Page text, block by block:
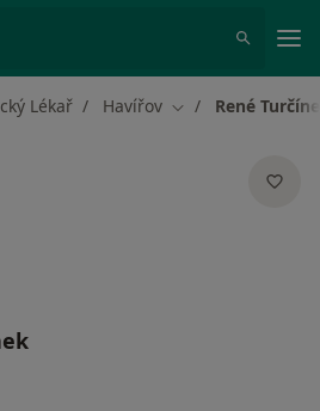
Lékař Havířov Změna města
René